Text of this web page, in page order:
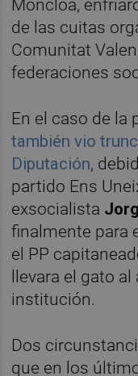
Moncloa,
de las cuitas
Comunitat
federaciones
En el caso de la
también vio
Diputación,
partido Ens
exsocialista
finalmente para
el PP
llevara el gato
institución.
Dos
que en los